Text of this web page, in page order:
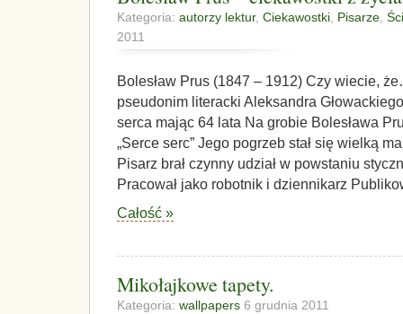
Kategoria: autorzy lektur, Ciekawostki Pisarze
2011
Bolesław Prus (1847 – 1912) Czy wiecie,
pseudonim literacki Aleksandra
serca mając 64 lata Na grobie Bolesława
„Serce serc” Jego pogrzeb stał się wielką
Pisarz brał czynny udział w powstaniu
Pracował jako robotnik i dziennikarz
Całość »
Mikołajkowe tapety.
Kategoria: wallpapers 6 grudnia 2011